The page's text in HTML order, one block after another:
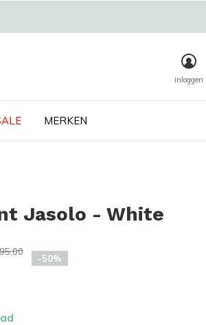
MERKEN
inloggen
Jasolo - White
-50%